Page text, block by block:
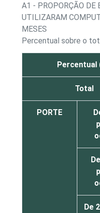
A1 - PROPORÇÃO DE
UTILIZARAM
MESES
Percentual sobre o
Percentual
Total
PORTE
De